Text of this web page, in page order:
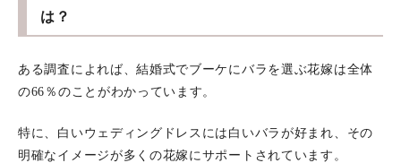
は？
ある調査によれば、結婚式でブーケにバラを選ぶ花嫁は全体
の66％のことがわかっています。
特に、白いウェディングドレスには白いバラが好まれ、その
明確なイメージが多くの花嫁にサポートされています。